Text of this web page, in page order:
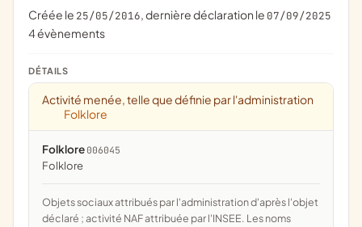
Créée le 25/05/2016, dernière déclaration le 07/09/2025
4 évènements
DÉTAILS
Activité menée, telle que définie par l'administration
Folklore
Folklore 006045
folklore
Objets sociaux attribués par l'administration d'après l'objet
déclaré ; activité NAF attribuée par l'INSEE. Les noms